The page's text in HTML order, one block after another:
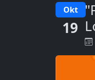
Okt
19